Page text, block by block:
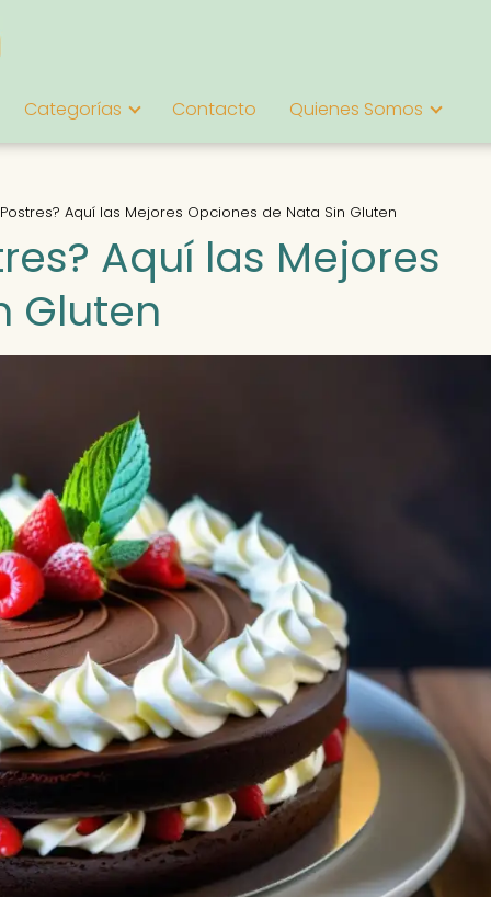
Categorías Contacto Quienes Somos
Aquí las Mejores Opciones de Nata Sin Gluten
Aquí las Mejores
Gluten